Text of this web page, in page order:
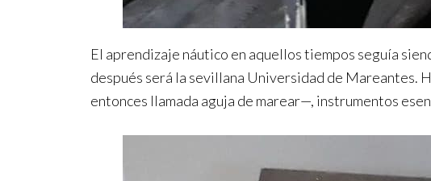
El aprendizaje náutico en aquellos tiempos seguía
después será la sevillana Universidad de Mareantes.
entonces llamada aguja de marear—, instrumentos